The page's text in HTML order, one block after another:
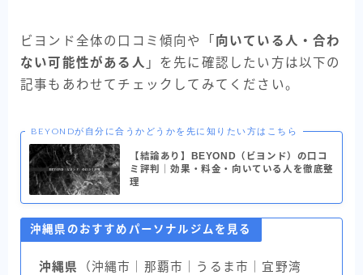
ビヨンド全体の口コミ傾向や「 向いている人・合わ
ない可能性がある人 」を先に確認したい方は以下の
記事もあわせてチェックしてみてください。
BEYONDが自分に合うかどうかを先に知りたい方はこちら
【結論あり】BEYOND（ビヨンド）の口コ
ミ評判｜効果・料金・向いている人を徹底整
理
沖縄県のおすすめパーソナルジムを見る
沖縄県
（沖縄市｜那覇市｜うるま市｜宜野湾